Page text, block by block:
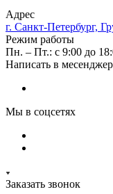
Адрес
г. Санкт-Петербург,
Режим работы
Пн. – Пт.: с 9:00 до
Написать в
Мы в соцсетях
Заказать звонок